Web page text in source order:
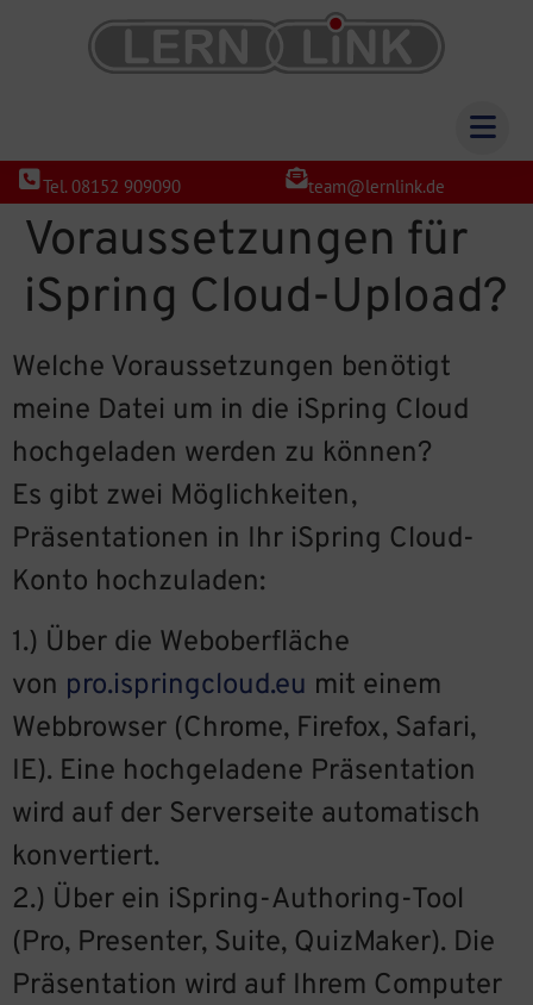
Tel. 08152 909090 team@lernlink.de
Voraussetzungen für
iSpring Cloud-Upload?
Welche Voraussetzungen benötigt
meine Datei um in die iSpring Cloud
hochgeladen werden zu können?
Es gibt zwei Möglichkeiten,
Präsentationen in Ihr iSpring Cloud-
Konto hochzuladen:
1.) Über die Weboberfläche
von pro.ispringcloud.eu mit einem
Webbrowser (Chrome, Firefox, Safari,
IE). Eine hochgeladene Präsentation
wird auf der Serverseite automatisch
konvertiert.
2.) Über ein iSpring-Authoring-Tool
(Pro, Presenter, Suite, QuizMaker). Die
Präsentation wird auf Ihrem Computer